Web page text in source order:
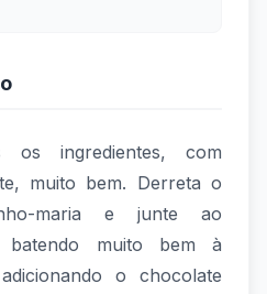
os ingredientes, com
muito bem. Derreta o
maria e junte ao
batendo muito bem à
o chocolate